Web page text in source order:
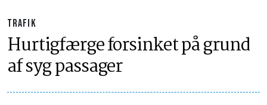
TRAFIK
Hurtigfærge forsinket på grund
af syg passager